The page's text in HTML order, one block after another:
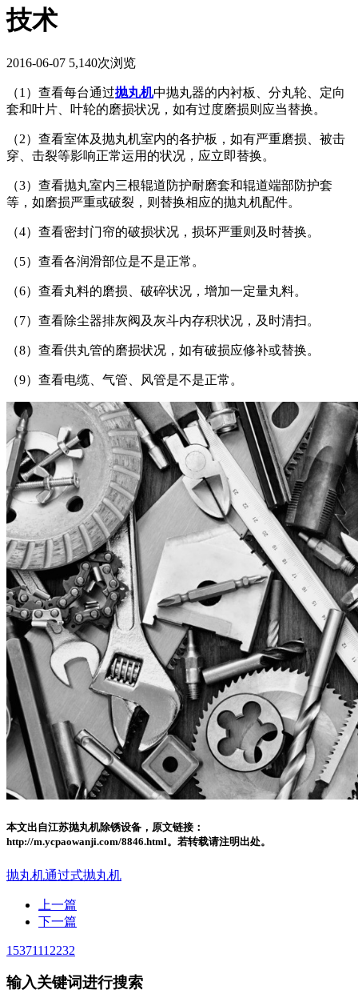
技术
2016-06-07 5,140次浏览
（1）查看每台通过抛丸机中抛丸器的内衬板、分丸轮、定向
套和叶片、叶轮的磨损状况，如有过度磨损则应当替换。
（2）查看室体及抛丸机室内的各护板，如有严重磨损、被击
穿、击裂等影响正常运用的状况，应立即替换。
（3）查看抛丸室内三根辊道防护耐磨套和辊道端部防护套
等，如磨损严重或破裂，则替换相应的抛丸机配件。
（4）查看密封门帘的破损状况，损坏严重则及时替换。
（5）查看各润滑部位是不是正常。
（6）查看丸料的磨损、破碎状况，增加一定量丸料。
（7）查看除尘器排灰阀及灰斗内存积状况，及时清扫。
（8）查看供丸管的磨损状况，如有破损应修补或替换。
（9）查看电缆、气管、风管是不是正常。
本文出自江苏抛丸机除锈设备，原文链接：
http://m.ycpaowanji.com/8846.html。若转载请注明出处。
抛丸机通过式抛丸机
上一篇
下一篇
15371112232
输入关键词进行搜索